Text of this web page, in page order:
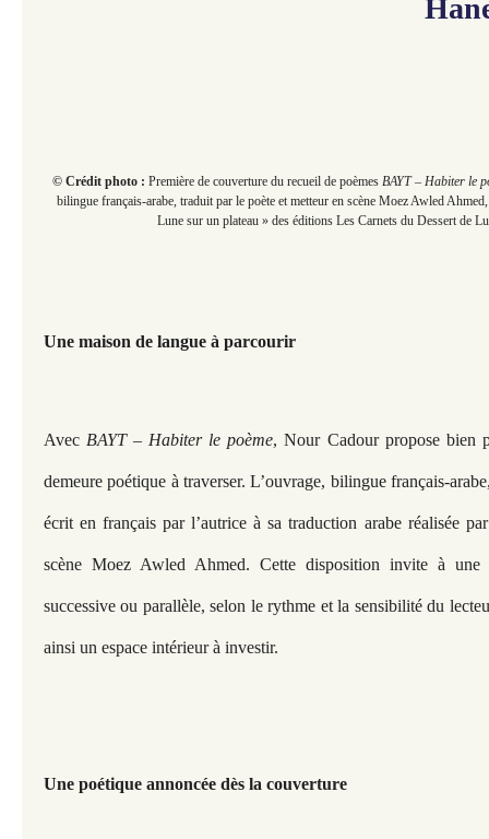
© Crédit photo : Première de couverture du recueil de poèmes BAYT – Habiter le
bilingue français-arabe, traduit par le poète et metteur en scène Moez Awled
Lune sur un plateau » des éditions Les Carnets du Dessert de
Une maison de langue à parcourir
Avec BAYT – Habiter le poème, Nour Cadour propose bien
demeure poétique à traverser. L’ouvrage, bilingue français-
écrit en français par l’autrice à sa traduction arabe réalisée
scène Moez Awled Ahmed. Cette disposition invite à une
successive ou parallèle, selon le rythme et la sensibilité du
ainsi un espace intérieur à investir.
Une poétique annoncée dès la couverture